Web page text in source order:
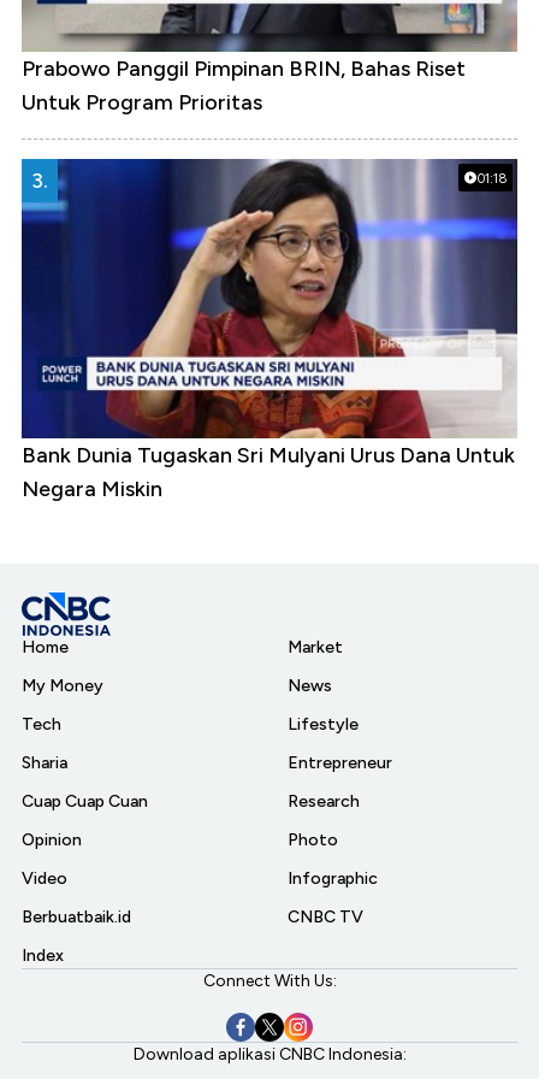
Prabowo Panggil Pimpinan BRIN, Bahas Riset
Untuk Program Prioritas
01:18
3.
Bank Dunia Tugaskan Sri Mulyani Urus Dana Untuk
Negara Miskin
Home
My Money
Tech
Sharia
Cuap Cuap Cuan
Opinion
Video
Berbuatbaik.id
Index
Market
News
Lifestyle
Entrepreneur
Research
Photo
Infographic
CNBC TV
Connect With Us:
Download aplikasi CNBC Indonesia: